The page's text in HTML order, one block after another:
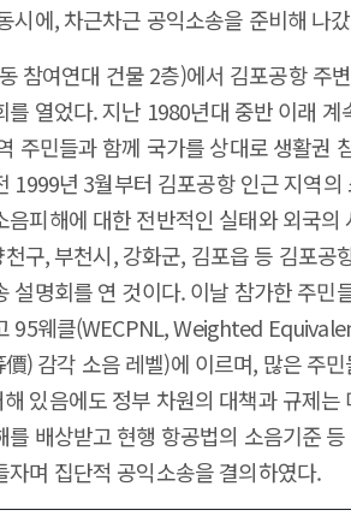
시에, 차근차근 공익소송을 준비해 나
참여연대 건물 2층)에서 김포공항 주
열었다. 지난 1980년대 중반 이래 계
주민들과 함께 국가를 상대로 생활권
1999년 3월부터 김포공항 인근 지역의
피해에 대한 전반적인 실태와 외국의
구, 부천시, 강화군, 김포읍 등 김포공
설명회를 연 것이다. 이날 참가한 주민
95웨클(WECPNL, Weighted
) 감각 소음 레벨)에 이르며, 많은 주
있음에도 정부 차원의 대책과 규제는
배상받고 현행 항공법의 소음기준
며 집단적 공익소송을 결의하였다.